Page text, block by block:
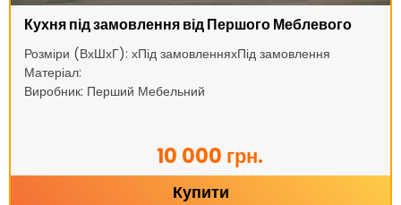
Кухня під замовлення від Першого Меблевого
Розміри (ВхШхГ): хПід замовленняхПід замовлення
Матеріал:
Виробник: Перший Мебельний
10 000 грн.
Купити